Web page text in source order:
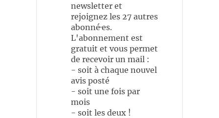
newsletter et
rejoignez les 27 autres
abonné·es.
L'abonnement est
gratuit et vous permet
de recevoir un mail :
- soit à chaque nouvel
avis posté
- soit une fois par
mois
- soit les deux !